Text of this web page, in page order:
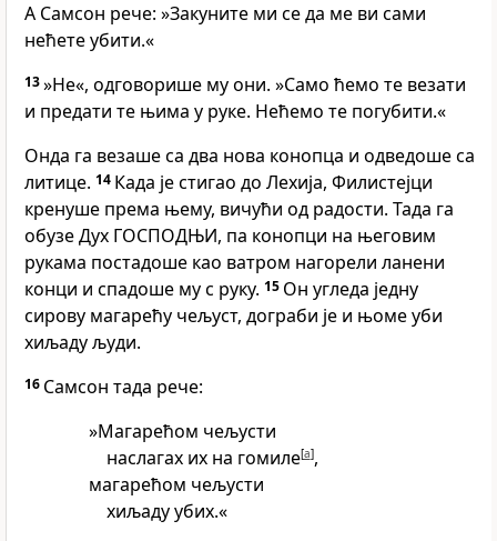
А Самсон рече: »Закуните ми се да ме ви сами
нећете убити.«
13»Не«, одговорише му они. »Само ћемо те везати
и предати те њима у руке. Нећемо те погубити.«
Онда га везаше са два нова конопца и одведоше са
литице. 14 Када је стигао до Лехија, Филистејци
кренуше према њему, вичући од радости. Тада га
обузе Дух ГОСПОДЊИ, па конопци на његовим
рукама постадоше као ватром нагорели ланени
конци и спадоше му с руку. 15 Он угледа једну
сирову магарећу чељуст, дограби је и њоме уби
хиљаду људи.
16 Самсон тада рече:
»Магарећом чељусти
наслагах их на гомиле[a],
магарећом чељусти
хиљаду убих.«